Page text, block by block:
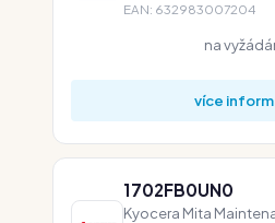
EAN: 632983007204
na
více
1702FB0UN0
Kyocera Mita